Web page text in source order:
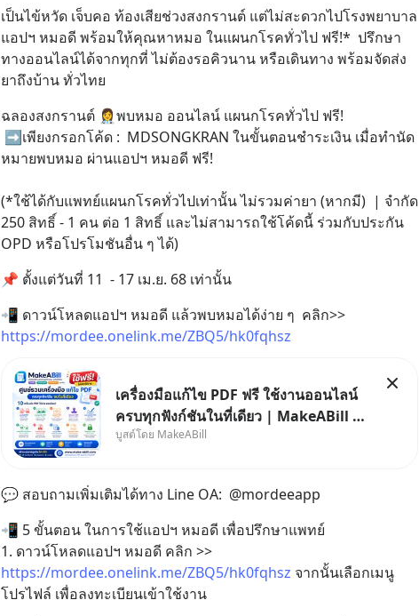
เป็นไข้หวัด เจ็บคอ ท้องเสียช่วงสงกรานต์ แต่ไม่สะดวกไปโรงพยาบาล
แอปฯ หมอดี พร้อมให้คุณหาหมอ ในแผนกโรคทั่วไป ฟรี!*  ปรึกษา
ทางออนไลน์ได้จากทุกที่ ไม่ต้องรอคิวนาน หรือเดินทาง พร้อมจัดส่ง
ยาถึงบ้าน ทั่วไทย
ฉลองสงกรานต์ 👩‍⚕️พบหมอ ออนไลน์ แผนกโรคทั่วไป ฟรี!
หมายพบหมอ ผ่านแอปฯ หมอดี ฟรี!
(*ใช้ได้กับแพทย์แผนกโรคทั่วไปเท่านั้น ไม่รวมค่ายา (หากมี)  | จำกัด
250 สิทธิ์ - 1 คน ต่อ 1 สิทธิ์ และไม่สามารถใช้โค้ดนี้ ร่วมกับประกัน
OPD หรือโปรโมชันอื่น ๆ ได้)
📌 ตั้งแต่วันที่ 11  - 17 เม.ย. 68 เท่านั้น
📲 ดาวน์โหลดแอปฯ หมอดี แล้วพบหมอได้ง่าย ๆ  คลิก>>
https://mordee.onelink.me/ZBQ5/hk0fqhsz
เครื่องมือแก้ไข PDF ฟรี ใช้งานออนไลน์
ครบทุกฟังก์ชันในที่เดียว | MakeABill ทุก
วันนี้ไฟล์ PDF กลายเป็นมาตรฐานสำหรับ
ราชการ แต่หลายค
บูสต์โดย MakeABill
💬 สอบถามเพิ่มเติมได้ทาง Line OA:  @mordeeapp
📲 5 ขั้นตอน ในการใช้แอปฯ หมอดี เพื่อปรึกษาแพทย์
1. ดาวน์โหลดแอปฯ หมอดี คลิก >>
https://mordee.onelink.me/ZBQ5/hk0fqhsz จากนั้นเลือกเมนู
โปรไฟล์ เพื่อลงทะเบียนเข้าใช้งาน